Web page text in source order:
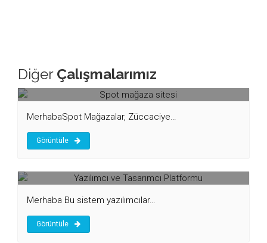
Diğer Çalışmalarımız
Spot mağaza sitesi
MerhabaSpot Mağazalar, Züccaciye…
Görüntüle
Merhaba Bu sistem yazılımcılar…
Görüntüle